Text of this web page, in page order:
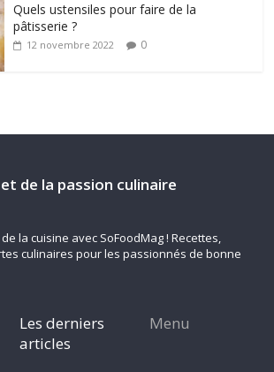
Quels ustensiles pour faire de la
pâtisserie ?
12 novembre 2022 0
de la passion culinaire
la cuisine avec SoFoodMag ! Recettes,
culinaires pour les passionnés de bonne
Les derniers
articles
Menu